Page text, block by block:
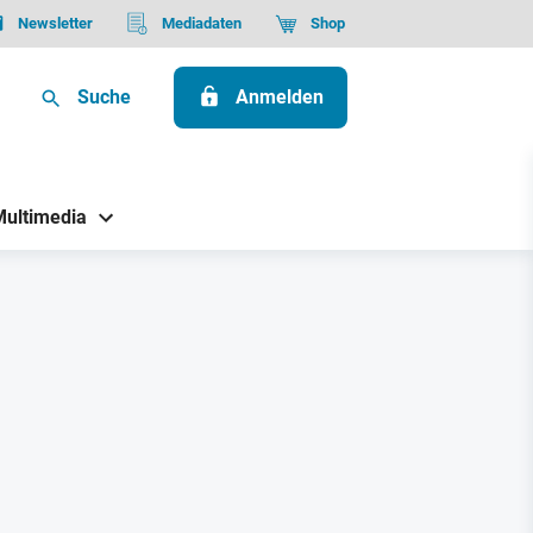
Newsletter Mediadaten Shop
Suche Anmelden